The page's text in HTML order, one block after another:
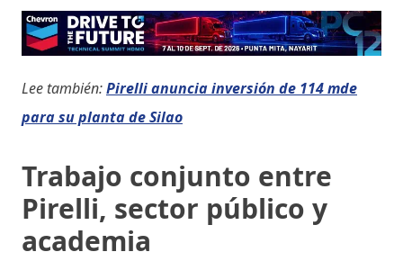
Lee también:Pirelli anuncia inversión de 114 mde
para su planta de Silao
Trabajo conjunto entre
Pirelli, sector público y
academia